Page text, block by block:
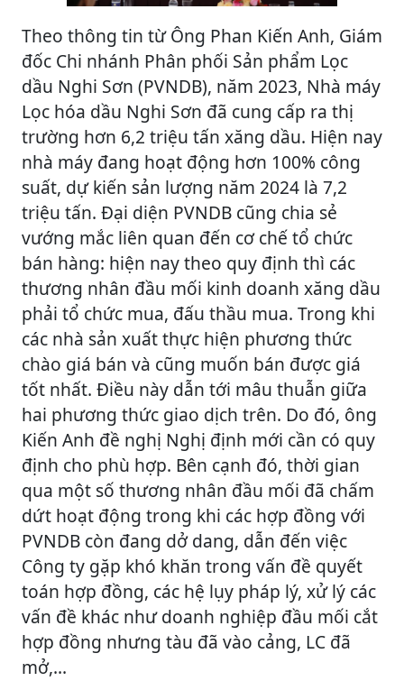
Theo thông tin từ Ông Phan Kiến Anh, Giám
đốc Chi nhánh Phân phối Sản phẩm Lọc
dầu Nghi Sơn (PVNDB), năm 2023, Nhà máy
Lọc hóa dầu Nghi Sơn đã cung cấp ra thị
trường hơn 6,2 triệu tấn xăng dầu. Hiện nay
nhà máy đang hoạt động hơn 100% công
suất, dự kiến sản lượng năm 2024 là 7,2
triệu tấn. Đại diện PVNDB cũng chia sẻ
vướng mắc liên quan đến cơ chế tổ chức
bán hàng: hiện nay theo quy định thì các
thương nhân đầu mối kinh doanh xăng dầu
phải tổ chức mua, đấu thầu mua. Trong khi
các nhà sản xuất thực hiện phương thức
chào giá bán và cũng muốn bán được giá
tốt nhất. Điều này dẫn tới mâu thuẫn giữa
hai phương thức giao dịch trên. Do đó, ông
Kiến Anh đề nghị Nghị định mới cần có quy
định cho phù hợp. Bên cạnh đó, thời gian
qua một số thương nhân đầu mối đã chấm
dứt hoạt động trong khi các hợp đồng với
PVNDB còn đang dở dang, dẫn đến việc
Công ty gặp khó khăn trong vấn đề quyết
toán hợp đồng, các hệ lụy pháp lý, xử lý các
vấn đề khác như doanh nghiệp đầu mối cắt
hợp đồng nhưng tàu đã vào cảng, LC đã
mở,...